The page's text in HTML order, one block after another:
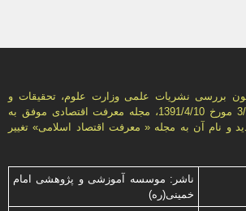
بررسی نشریات علمی وزارت علوم، تحقیقات و
فناوری به شماره 3/77665 مورخ 1391/4/10، مجله معرفت اقتصادی موفق به
و نام آن به مجله « معرفت اقتصاد اسلامی» تغییر
ناشر: موسسه آموزشی و پژوهشی امام
خمینی(ره)